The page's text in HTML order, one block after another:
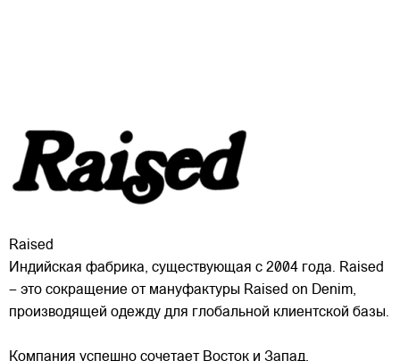
Raised
Индийская фабрика, существующая с 2004 года. Raised
– это сокращение от мануфактуры Raised on Denim,
производящей одежду для глобальной клиентской базы.
Компания успешно сочетает Восток и Запад,